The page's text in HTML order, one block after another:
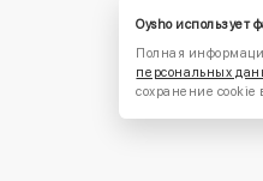
Oysho использует
Полная
персональных
сохранение cookie